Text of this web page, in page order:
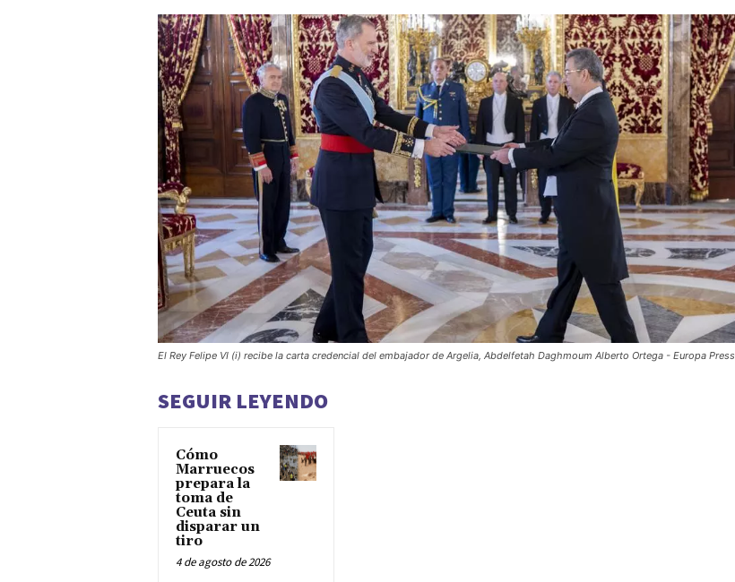
El Rey Felipe VI (i) recibe la carta credencial del embajador de Argelia, Abdelfetah Daghmoum Alberto Ortega - Europa Press
SEGUIR LEYENDO
Cómo
Marruecos
prepara la
toma de
Ceuta sin
disparar un
tiro
4 de agosto de 2026